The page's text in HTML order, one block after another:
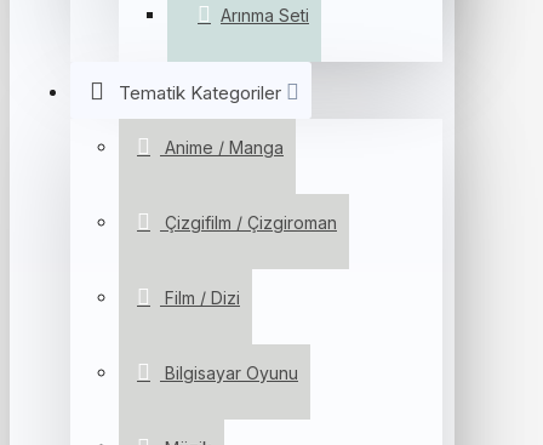
Arınma Seti
Tematik Kategoriler
Anime / Manga
Çizgifilm / Çizgiroman
Film / Dizi
Bilgisayar Oyunu